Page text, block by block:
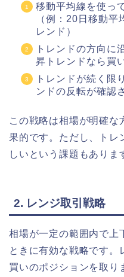
移動平均線を使っ
（例：20日移動平
レンド）
トレンドの方向に
昇トレンドなら買
トレンドが続く限
ンドの反転が確認
この戦略は相場が明確な
果的です。ただし、トレ
しいという課題もありま
2. レンジ取引戦略
相場が一定の範囲内で上
ときに有効な戦略です。
買いのポジションを取り